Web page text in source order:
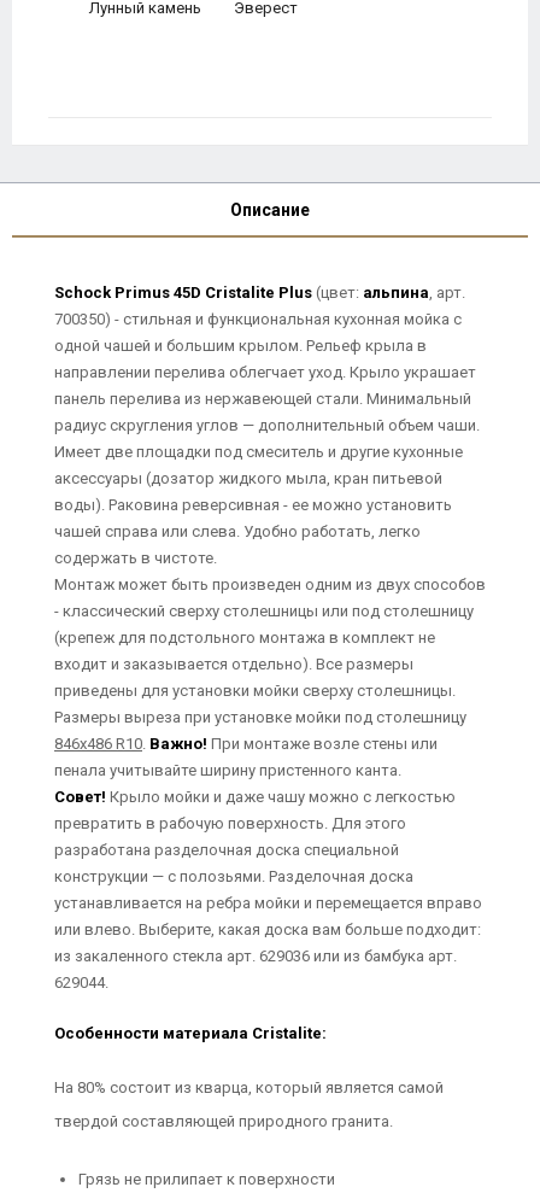
Лунный камень Эверест
Описание
Schock Primus 45D Cristalite Plus (цвет: альпина, арт.
700350) - стильная и функциональная кухонная мойка с
одной чашей и большим крылом. Рельеф крыла в
направлении перелива облегчает уход. Крыло украшает
панель перелива из нержавеющей стали. Минимальный
радиус скругления углов — дополнительный объем чаши.
Имеет две площадки под смеситель и другие кухонные
аксессуары (дозатор жидкого мыла, кран питьевой
воды). Раковина реверсивная - ее можно установить
чашей справа или слева. Удобно работать, легко
содержать в чистоте.
Монтаж может быть произведен одним из двух способов
- классический сверху столешницы или под столешницу
(крепеж для подстольного монтажа в комплект не
входит и заказывается отдельно). Все размеры
приведены для установки мойки сверху столешницы.
Размеры выреза при установке мойки под столешницу
846х486 R10. Важно! При монтаже возле стены или
пенала учитывайте ширину пристенного канта.
Совет! Крыло мойки и даже чашу можно с легкостью
превратить в рабочую поверхность. Для этого
разработана разделочная доска специальной
конструкции — с полозьями. Разделочная доска
устанавливается на ребра мойки и перемещается вправо
или влево. Выберите, какая доска вам больше подходит:
из закаленного стекла арт. 629036 или из бамбука арт.
629044.
Особенности материала Cristalite:
На 80% состоит из кварца, который является самой
твердой составляющей природного гранита.
Грязь не прилипает к поверхности